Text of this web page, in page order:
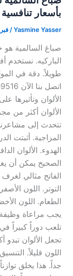
بأسعار تنافسية
Yasmine Yasser
/ فبراير
صباغ السالمية هو
الباركيه. نستخدم
طويلاً. دقة في
الألوان وتأثيرها
الألوان أكثر من
تتحدث إلى
المزاجية. أثبتت
الهدوء. الألوان
الصحيح يمكن أن
الفاتح مثالي
التوتر. اللون
الطعام. اللون
يجب مراعاة وظيفة
تلعب دوراً كبيراً
تجعل الألوان تبدو
اللون قليلاً.
جداً. هذا يخلق